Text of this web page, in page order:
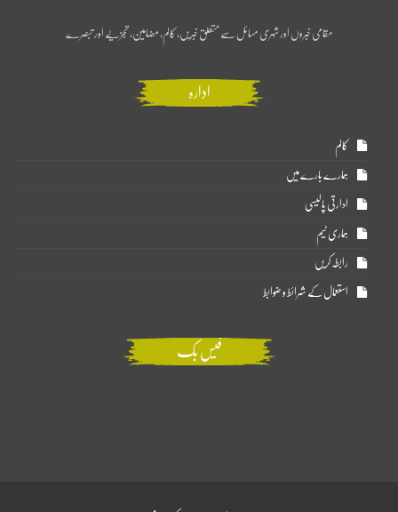
مقامی خبروں اور شہری مسائل سے متعلق خبریں، کالم، مضامین، تجزیے اور تبصرے
ادارہ
کالم
ہمارے بارے میں
ادارتی پالیسی
ہماری ٹیم
رابطہ کریں
استعمال کے شرائط و ضوابط
فیس بک